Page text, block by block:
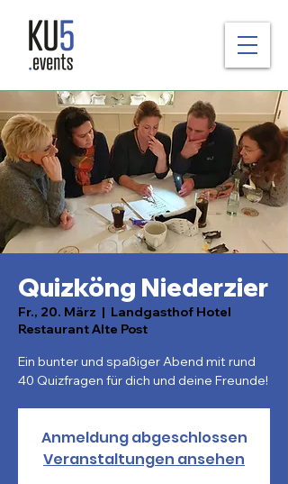
Quizköng Niederzier
Fr., 20. März
  |
Landgasthof Hotel
Restaurant Alte Post
Ein bunter und spaßiger Abend mit rund
40 Quizfragen für dich und deine Freunde!
Anmeldung abgeschlossen
Veranstaltungen ansehen